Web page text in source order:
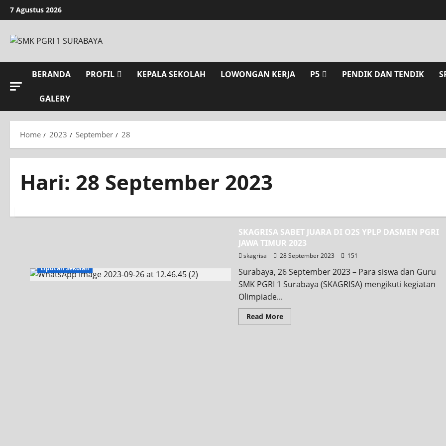
7 Agustus 2026
BERANDA PROFIL KEPALA SEKOLAH LOWONGAN KERJA P5 PENDIK DAN TENDIK
GALERY
Home 2023 September 28
Hari: 28 September 2023
Liputan Sekolah
SKAGRISA SABET JUARA DI O2S YPLP DASMEN PGRI
JAWA TIMUR 2023
skagrisa 28 September 2023 151
Surabaya, 26 September 2023 – Para siswa dan Guru
SMK PGRI 1 Surabaya (SKAGRISA) mengikuti kegiatan
Olimpiade...
Read More